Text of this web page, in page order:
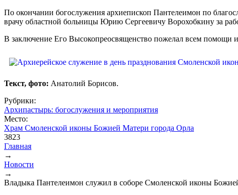
По окончании богослужения архиепископ Пантелеимон по
врачу областной больницы Юрию Сергеевичу Ворохобкину за
В заключение Его Высокопреосвященство пожелал всем помощи
Текст, фото: Анатолий Борисов.
Рубрики:
Архипастырь: богослужения и мероприятия
Место:
Храм Смоленской иконы Божией Матери города Орла
3823
Вы здесь
Главная
→
Новости
→
Владыка Пантелеимон служил в соборе Смоленской иконы